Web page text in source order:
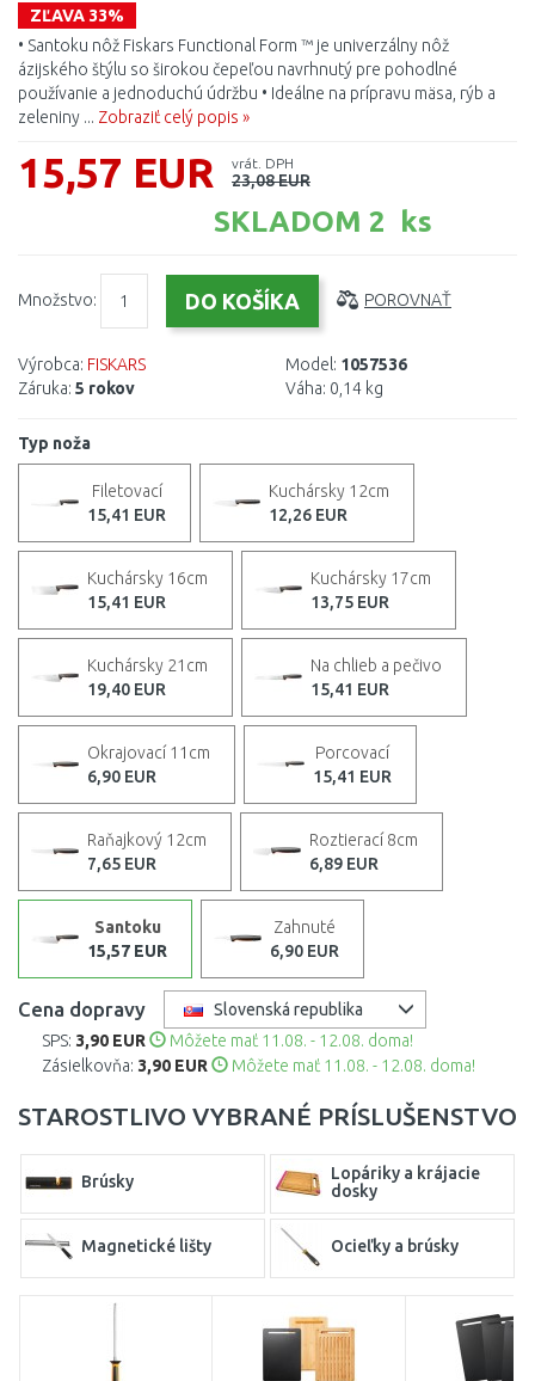
ZĽAVA 33%
• Santoku nôž Fiskars Functional Form ™ je univerzálny nôž
ázijského štýlu so širokou čepeľou navrhnutý pre pohodlné
používanie a jednoduchú údržbu • Ideálne na prípravu mäsa, rýb a
zeleniny ... Zobraziť celý popis »
15,57 EUR vrát. DPH
23,08 EUR
SKLADOM 2 ks
Množstvo: POROVNAŤ
Výrobca: FISKARS
Záruka: 5 rokov
Model: 1057536
Váha: 0,14 kg
Typ noža
Filetovací
15,41 EUR
Kuchársky 12cm
12,26 EUR
Kuchársky 16cm
15,41 EUR
Kuchársky 17cm
13,75 EUR
Kuchársky 21cm
19,40 EUR
Na chlieb a pečivo
15,41 EUR
Okrajovací 11cm
6,90 EUR
Porcovací
15,41 EUR
Raňajkový 12cm
7,65 EUR
Roztierací 8cm
6,89 EUR
Santoku
15,57 EUR
Zahnuté
6,90 EUR
Cena dopravy
Slovenská republika
SPS: 3,90 EUR
Môžete mať 11.08. - 12.08. doma!
Zásielkovňa: 3,90 EUR Môžete mať 11.08. - 12.08. doma!
STAROSTLIVO VYBRANÉ PRÍSLUŠENSTVO
Brúsky
Lopáriky a krájacie
dosky
Magnetické lišty Ocieľky a brúsky